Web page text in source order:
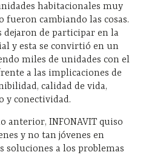
habitacionales muy
fueron cambiando las cosas.
dejaron de participar en la
y esta se convirtió en un
miles de unidades con el
a las implicaciones de
calidad de vida,
y conectividad.
anterior, INFONAVIT quiso
y no tan jóvenes en
soluciones a los problemas